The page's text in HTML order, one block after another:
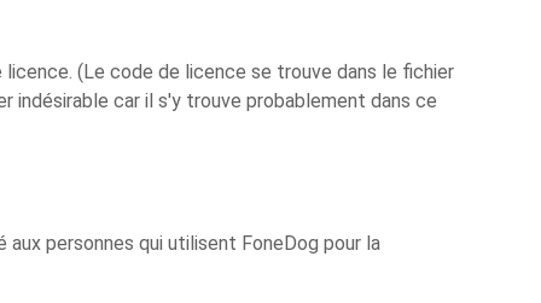
(Le code de licence se trouve dans le fichier
indésirable car il s'y trouve probablement dans ce
personnes qui utilisent FoneDog pour la